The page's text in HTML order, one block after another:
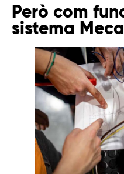
Però com
sistema